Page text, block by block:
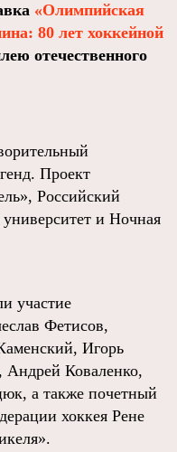
«Олимпийская
80 лет хоккейной
отечественного
Проект
Российский
и Ночная
участие
Фетисов,
Игорь
Коваленко,
а также почетный
хоккея Рене